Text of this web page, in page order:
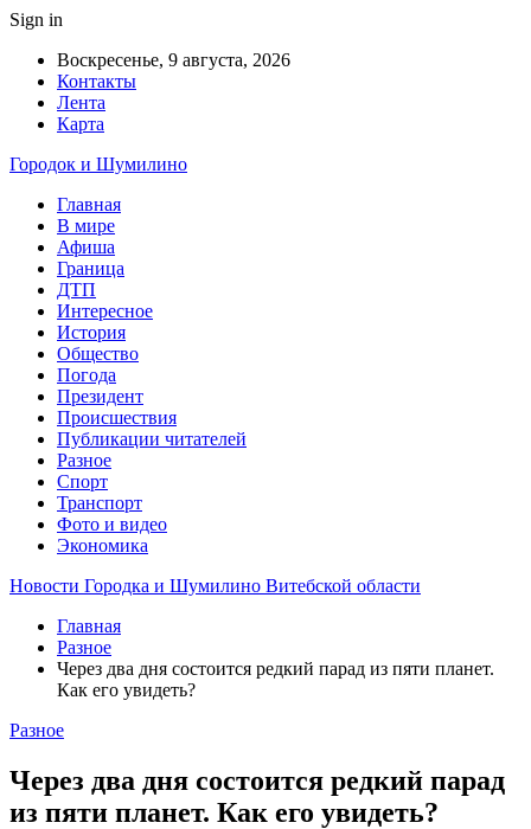
Sign in
Воскресенье, 9 августа, 2026
Контакты
Лента
Карта
Городок и Шумилино
Главная
В мире
Афиша
Граница
ДТП
Интересное
История
Общество
Погода
Президент
Происшествия
Публикации читателей
Разное
Спорт
Транспорт
Фото и видео
Экономика
Новости Городка и Шумилино Витебской области
Главная
Разное
Через два дня состоится редкий парад из пяти планет.
Как его увидеть?
Разное
Через два дня состоится редкий парад
из пяти планет. Как его увидеть?